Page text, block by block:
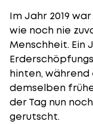
Im Jahr 2019
wie noch nie
Menschheit. Ein
hinten,
demselben
der Tag nun
gerutscht.